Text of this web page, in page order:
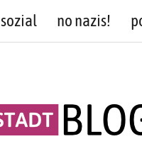
sozial no nazis!